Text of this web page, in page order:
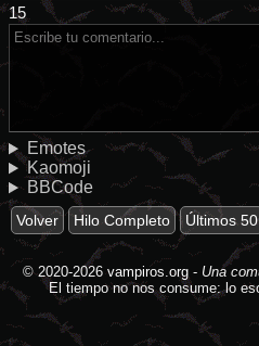
15
Emotes
Kaomoji
BBCode
Volver Hilo Completo Últimos 50
© 2020-2026 vampiros.org- Una
El tiempo no nos consume: lo